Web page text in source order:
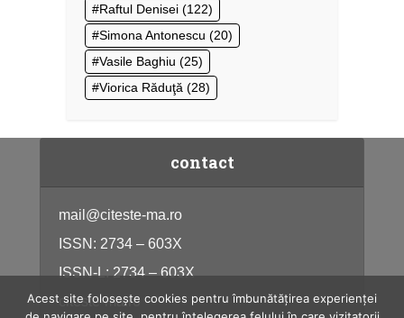
Raftul Denisei (122)
Simona Antonescu (20)
Vasile Baghiu (25)
Viorica Răduţă (28)
contact
mail@citeste-ma.ro
ISSN: 2734 – 603X
ISSN-L: 2734 – 603X
citeste-ma.ro
Acest site folosește cookies pentru îmbunătățirea experienței